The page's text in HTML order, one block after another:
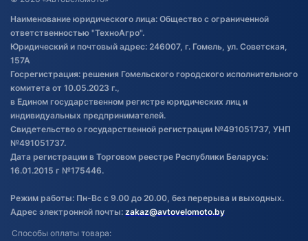
Обработка файлов cookie
Постановка транспорта на учет
Обновления в ЭПТС 2024
Наименование юридического лица: Общество с ограниченной
ответственностью "ТехноАгро".
Юридический и почтовый адрес: 246007, г. Гомель, ул. Советская,
157А
Госрегистрация: решения Гомельского городского исполнительного
комитета от 10.05.2023 г.,
в Едином государственном регистре юридических лиц и
индивидуальных предпринимателей.
Свидетельство о государственной регистрации №491051737, УНП
№491051737.
Дата регистрации в Торговом реестре Республики Беларусь:
16.01.2015 г №175446.
Режим работы: Пн-Вс с 9.00 до 20.00, без перерыва и выходных.
Адрес электронной почты: zakaz@avtovelomoto.by
Способы оплаты товара: